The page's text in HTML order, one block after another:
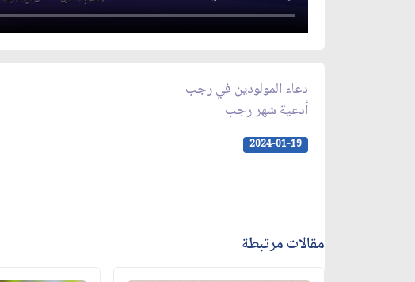
دعاء المولودين في رجب
أدعية شهر رجب
2024-01-19
مقالات مرتبطة